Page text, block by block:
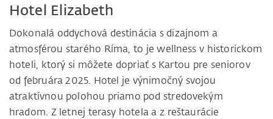
Hotel Elizabeth
Dokonalá oddychová destinácia s dizajnom a
atmosférou starého Ríma, to je wellness v historickom
hoteli, ktorý si môžete dopriať s Kartou pre seniorov
od februára 2025. Hotel je výnimočný svojou
atraktívnou polohou priamo pod stredovekým
hradom. Z letnej terasy hotela a z reštaurácie